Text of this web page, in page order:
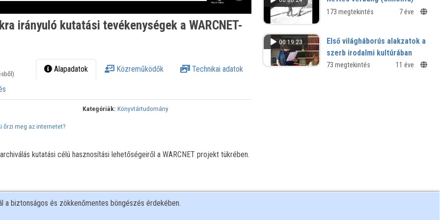
irányuló kutatási tevékenységek a WARCNET-
Alapadatok Közreműködők Technikai adatok
Kategóriák: Könyvtártudomány
őrzi meg az internetet?
kutatási célú hasznosítási lehetőségeiről a WARCNET projekt tükrében.
173 megtekintés 7 éve
00:19:23
Első világháborús alakzatok a
szerb irodalmi kultúrában
A két háború közötti perspektívákról
73 megtekintés 11 éve
a biztonságos és zökkenőmentes böngészés érdekében.